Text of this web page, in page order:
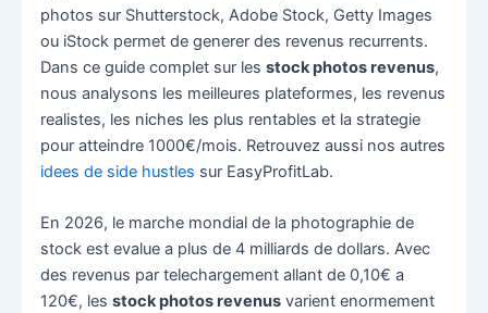
photos sur Shutterstock, Adobe Stock, Getty Images
ou iStock permet de generer des revenus recurrents.
Dans ce guide complet sur les stock photos revenus,
nous analysons les meilleures plateformes, les revenus
realistes, les niches les plus rentables et la strategie
pour atteindre 1000€/mois. Retrouvez aussi nos autres
idees de side hustles sur EasyProfitLab.
En 2026, le marche mondial de la photographie de
stock est evalue a plus de 4 milliards de dollars. Avec
des revenus par telechargement allant de 0,10€ a
120€, les stock photos revenusvarient enormement